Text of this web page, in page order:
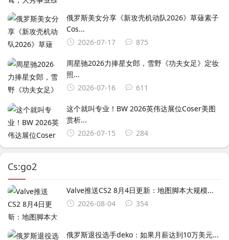
俄罗斯美女分享《新攻壳机动队2026》草薙素子
Cos...
2026-07-17
875
周星驰2026力捧星女郎，雪野《功夫女足》定妆
照...
2026-07-16
611
这个就叫专业！BW 2026英伟达展位Coser美图
赏析...
2026-07-15
284
Cs:go2
Valve推送CS2 8月4日更新：地图脚本大规模...
2026-08-04
354
俄罗斯退役选手deko：如果月薪达到10万美元...